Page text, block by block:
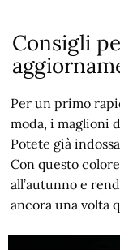
Consigli
Per un primo
moda, i maglioni
Potete già
Con questo
all’autunno e
ancora una volta